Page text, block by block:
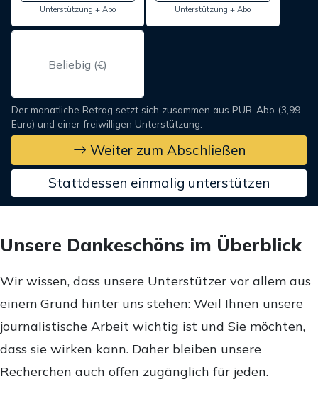
Unterstützung + Abo Unterstützung + Abo
Der monatliche Betrag setzt sich zusammen aus PUR-Abo (3,99
Euro) und einer freiwilligen Unterstützung.
Weiter zum Abschließen
Stattdessen einmalig unterstützen
Unsere Dankeschöns im Überblick
Wir wissen, dass unsere Unterstützer vor allem aus
einem Grund hinter uns stehen: Weil Ihnen unsere
journalistische Arbeit wichtig ist und Sie möchten,
dass sie wirken kann. Daher bleiben unsere
Recherchen auch offen zugänglich für jeden.